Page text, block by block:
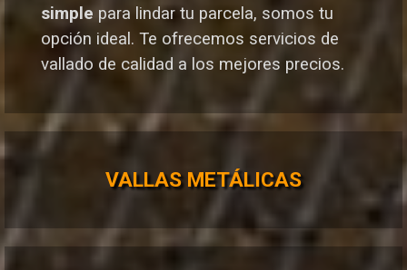
simple para lindar tu parcela, somos tu
opción ideal. Te ofrecemos servicios de
vallado de calidad a los mejores precios.
VALLAS METÁLICAS